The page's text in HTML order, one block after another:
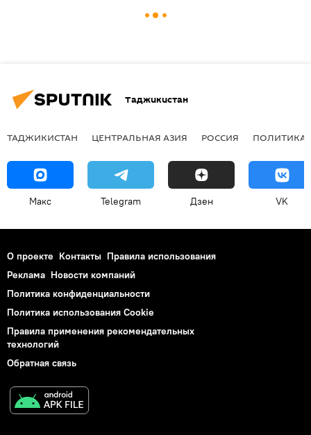
Таджикистан
ТАДЖИКИСТАН ЦЕНТРАЛЬНАЯ АЗИЯ РОССИЯ ПОЛИТИКА
Макс Telegram Дзен VK
О проекте Контакты Правила использования
Реклама Новости компаний
Политика конфиденциальности
Политика использования Cookie
Правила применения рекомендательных
технологий
Обратная связь